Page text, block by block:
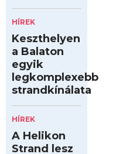
HÍREK
Keszthelyen
a Balaton
egyik
legkomplexebb
strandkínálata
HÍREK
A Helikon
Strand lesz